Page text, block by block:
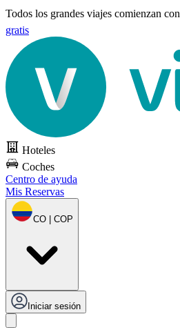
Todos los grandes viajes comienzan
gratis
Hoteles
Coches
Centro de ayuda
Mis Reservas
CO | COP
Iniciar sesión